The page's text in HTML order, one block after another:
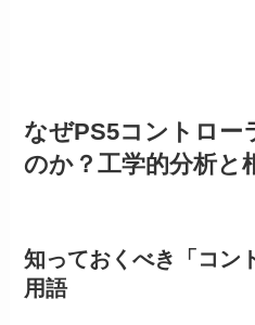
なぜPS5コントロー
のか？工学的分析と
知っておくべき「コン
用語